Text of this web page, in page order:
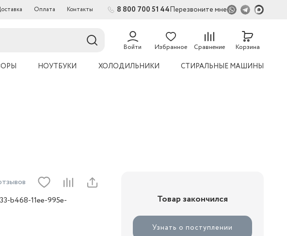
Оплата Контакты 8 800 700 51 44Перезвоните мне
Войти Избранное Сравнение Корзина
НОУТБУКИ ХОЛОДИЛЬНИКИ СТИРАЛЬНЫЕ МАШИНЫ
b468-11ee-995e-
Товар закончился
Узнать о поступлении